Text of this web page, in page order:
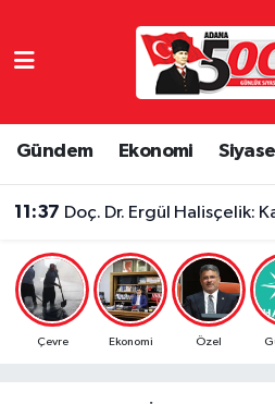
Gündem Ekonomi
11:37 Doç. Dr. Ergül Halisçelik: Kamu Maliyesi
Çevre Ekonomi Özel
Dünya
Eğitim
Adana Nöbetçi
Adana Trafik Yoğunluk
Süper Lig Puan Durumu